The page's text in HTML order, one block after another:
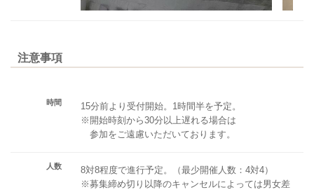
注意事項
時間
15分前より受付開始。1時間半を予定。
※開始時刻から30分以上遅れる場合は
参加をご遠慮いただいております。
人数
8対8程度で進行予定。（最少開催人数：4対4）
※募集締め切り以降のキャンセルによっては男女差